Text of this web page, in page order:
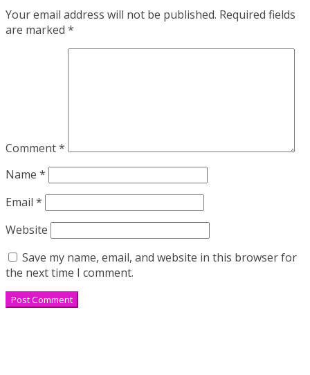
Your email address will not be published. Required fields
are marked *
Comment*
Name *
Email *
Website
Save my name, email, and website in this browser for
the next time I comment.